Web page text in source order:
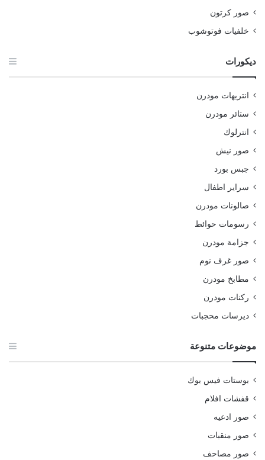
صور كرتون
خلفيات فوتوشوب
ديكورات
انتريهات مودرن
ستائر مودرن
انترلوك
صور نيش
جبس بورد
سراير اطفال
صالونات مودرن
رسومات حوائط
جزامة مودرن
صور غرف نوم
مطابخ مودرن
ركنات مودرن
ديرسات محجبات
موضوعات متنوعة
بوستات فيس بوك
قفشات افلام
صور ادعيه
صور منقبات
صور مصاحف